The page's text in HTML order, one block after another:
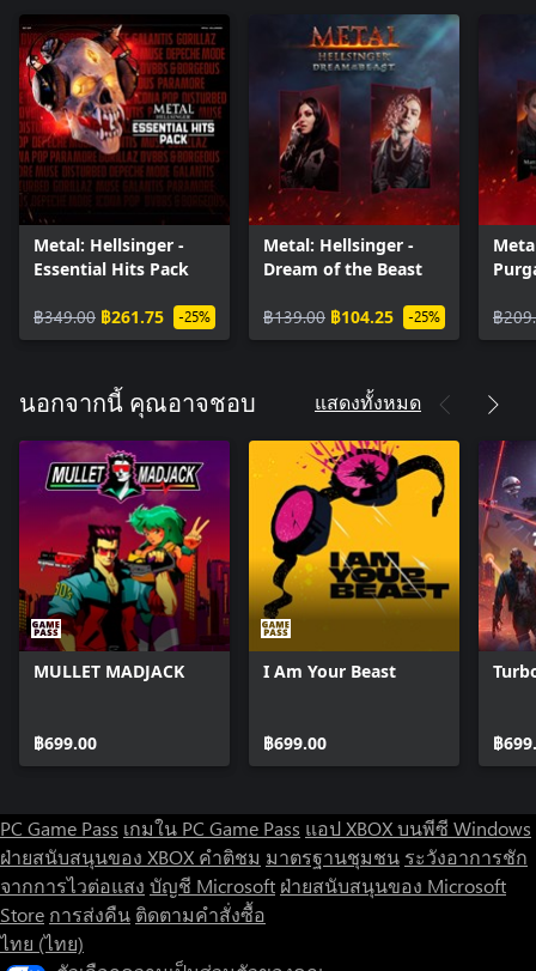
• Galantis – Runaway (U & I)
• Paramore – Misery Business
Note: The Song Layering feature is not available on licensed
tracks.
Metal: Hellsinger -
Essential Hits Pack
฿349.00 ฿261.75 -25%
Metal: Hellsinger -
Dream of the Beast
฿139.00 ฿104.25 -25% ฿
นอกจากนี้ คุณอาจชอบ แสดงทั้งหมด
MULLET MADJACK
฿699.00
I Am Your Beast
฿699.00 ฿
PC Game Pass เกมใน PC Game Pass แอป XBOX บนพีซี Windows
ฝ่ายสนับสนุนของ XBOX คำติชม มาตรฐานชุมชน ระวังอาการชัก
จากการไวต่อแสง บัญชี Microsoft ฝ่ายสนับสนุนของ Microsoft
Store การส่งคืน ติดตามคำสั่งซื้อ
ไทย (ไทย)